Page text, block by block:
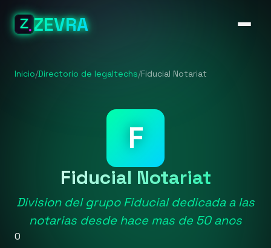
ZEVRA
Inicio/Directorio de legaltechs/Fiducial Notariat
F
Fiducial Notariat
Division del grupo Fiducial dedicada a las
notarias desde hace mas de 50 anos
0